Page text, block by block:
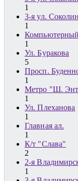
1
3-я ул.
1
1
Ул. Буракова
5
Просп.
1
Метро "Ш.
1
Ул. Плеханова
1
Главная ал.
1
К/т "Слава"
2
2-я
1